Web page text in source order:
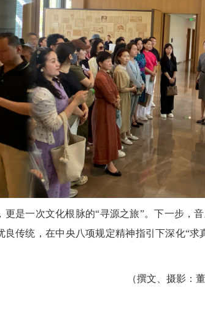
是一次文化根脉的“寻源之旅”。下一步，
传统，在中央八项规定精神指引下深化“求
（撰文、摄影：